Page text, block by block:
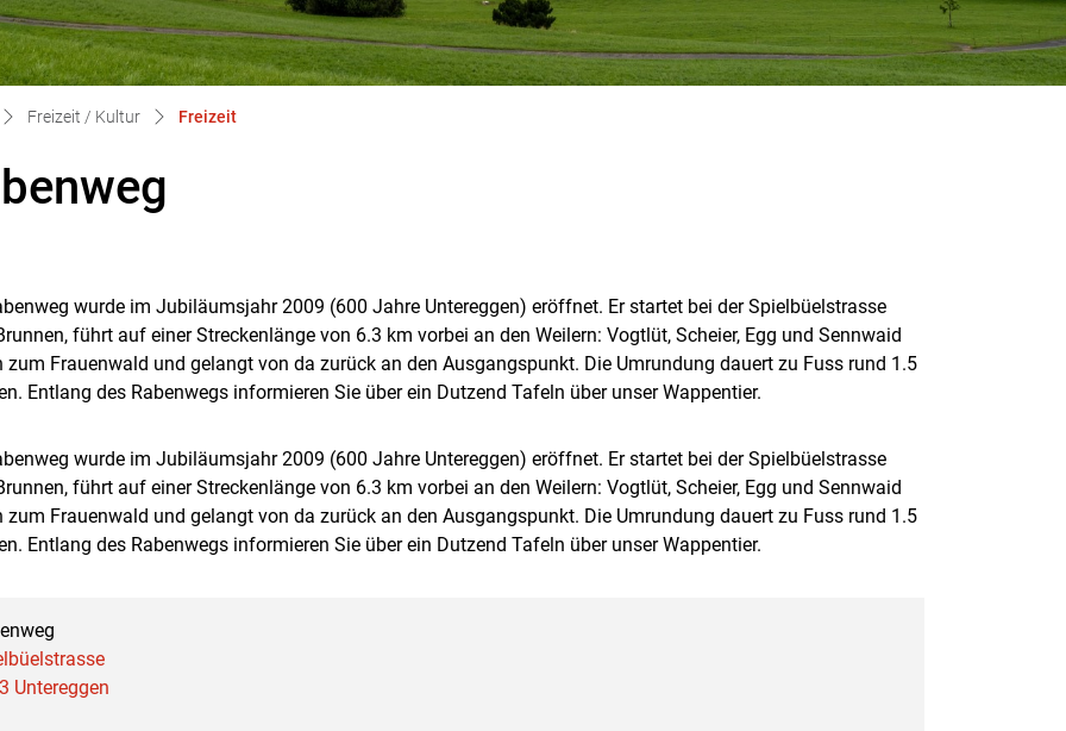
Freizeit / Kultur Freizeit(ausgewählt)
wurde im Jubiläumsjahr 2009 (600 Jahre Untereggen) eröffnet. Er startet bei der Spielbüelstrasse
führt auf einer Streckenlänge von 6.3 km vorbei an den Weilern: Vogtlüt, Scheier, Egg und Sennwaid
zum Frauenwald und gelangt von da zurück an den Ausgangspunkt. Die Umrundung dauert zu Fuss rund 1.5
Entlang des Rabenwegs informieren Sie über ein Dutzend Tafeln über unser Wappentier.
wurde im Jubiläumsjahr 2009 (600 Jahre Untereggen) eröffnet. Er startet bei der Spielbüelstrasse
führt auf einer Streckenlänge von 6.3 km vorbei an den Weilern: Vogtlüt, Scheier, Egg und Sennwaid
zum Frauenwald und gelangt von da zurück an den Ausgangspunkt. Die Umrundung dauert zu Fuss rund 1.5
Entlang des Rabenwegs informieren Sie über ein Dutzend Tafeln über unser Wappentier.
Untereggen
Objekte